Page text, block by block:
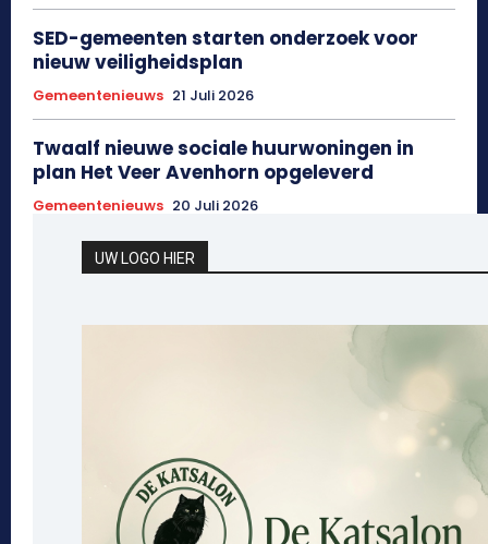
SED-gemeenten starten onderzoek voor
nieuw veiligheidsplan
Gemeentenieuws 21 Juli 2026
Twaalf nieuwe sociale huurwoningen in
plan Het Veer Avenhorn opgeleverd
Gemeentenieuws 20 Juli 2026
UW LOGO HIER